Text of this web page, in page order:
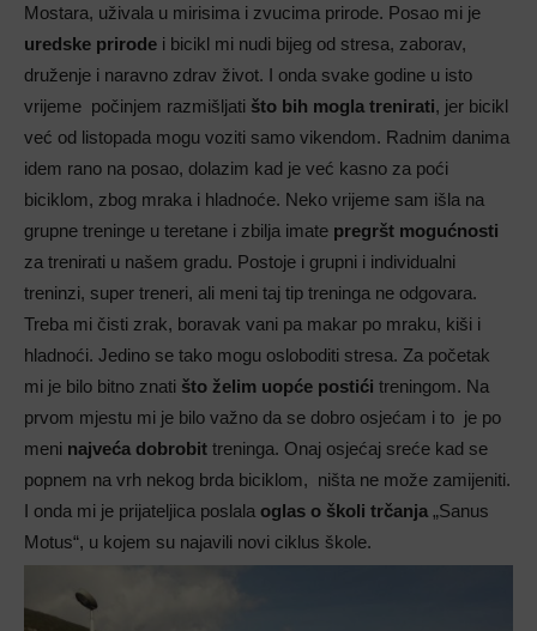
Mostara, uživala u mirisima i zvucima prirode. Posao mi je
uredske prirode i bicikl mi nudi bijeg od stresa, zaborav,
druženje i naravno zdrav život. I onda svake godine u isto
vrijeme počinjem razmišljati što bih mogla trenirati, jer bicikl
već od listopada mogu voziti samo vikendom. Radnim danima
idem rano na posao, dolazim kad je već kasno za poći
biciklom, zbog mraka i hladnoće. Neko vrijeme sam išla na
grupne treninge u teretane i zbilja imate pregršt mogućnosti
za trenirati u našem gradu. Postoje i grupni i individualni
treninzi, super treneri, ali meni taj tip treninga ne odgovara.
Treba mi čisti zrak, boravak vani pa makar po mraku, kiši i
hladnoći. Jedino se tako mogu osloboditi stresa. Za početak
mi je bilo bitno znati što želim uopće postići treningom. Na
prvom mjestu mi je bilo važno da se dobro osjećam i to je po
meni najveća dobrobit treninga. Onaj osjećaj sreće kad se
popnem na vrh nekog brda biciklom, ništa ne može zamijeniti.
I onda mi je prijateljica poslala oglas o školi trčanja „Sanus
Motus“, u kojem su najavili novi ciklus škole.